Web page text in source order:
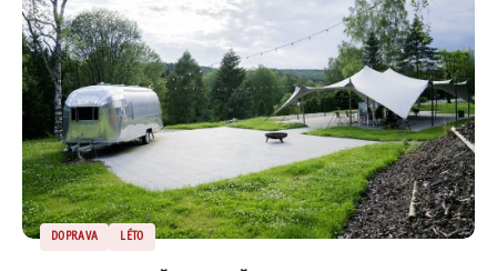
DOPRAVA LÉTO